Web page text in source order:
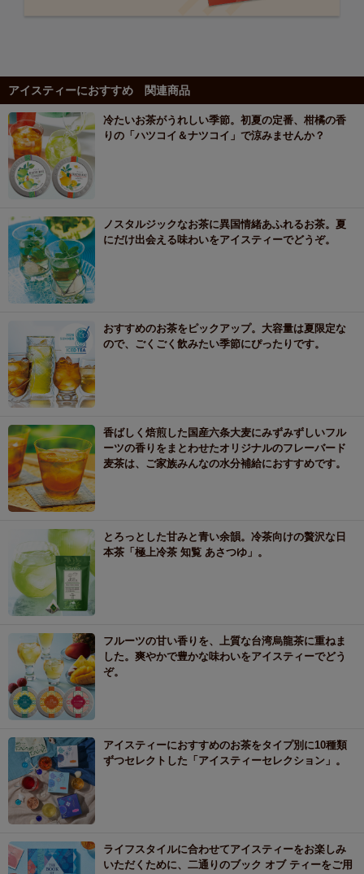
アイスティーにおすすめ 関連商品
冷たいお茶がうれしい季節。初夏の定番、柑橘の香
りの「ハツコイ＆ナツコイ」で涼みませんか？
ノスタルジックなお茶に異国情緒あふれるお茶。夏
にだけ出会える味わいをアイスティーでどうぞ。
おすすめのお茶をピックアップ。大容量は夏限定な
ので、ごくごく飲みたい季節にぴったりです。
香ばしく焙煎した国産六条大麦にみずみずしいフル
ーツの香りをまとわせたオリジナルのフレーバード
麦茶は、ご家族みんなの水分補給におすすめです。
とろっとした甘みと青い余韻。冷茶向けの贅沢な日
本茶「極上冷茶 知覧 あさつゆ」。
フルーツの甘い香りを、上質な台湾烏龍茶に重ねま
した。爽やかで豊かな味わいをアイスティーでどう
ぞ。
アイスティーにおすすめのお茶をタイプ別に10種類
ずつセレクトした「アイスティーセレクション」。
ライフスタイルに合わせてアイスティーをお楽しみ
いただくために、二通りのブック オブ ティーをご用